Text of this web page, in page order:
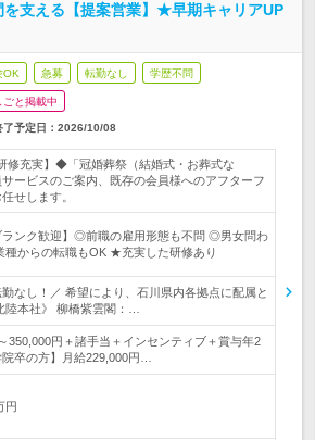
を支える【提案営業】★早期キャリアUP
OK 急募 転勤なし 学歴不問
ごと掲載中
了予定日： 2026/10/08
修充実】◆「冠婚葬祭（結婚式・お葬式な
ービスのご案内、既存の会員様へのアフターフ
せします。
ランク歓迎】◎前職の雇用形態も不問 ◎男女問わ
からの転職もOK ★充実した研修あり
なし！／ 希望により、石川県内各拠点に配属と
陸本社》 柳橋紫雲閣：…
350,000円＋諸手当＋インセンティブ＋賞与年2
卒の方】月給229,000円…
円